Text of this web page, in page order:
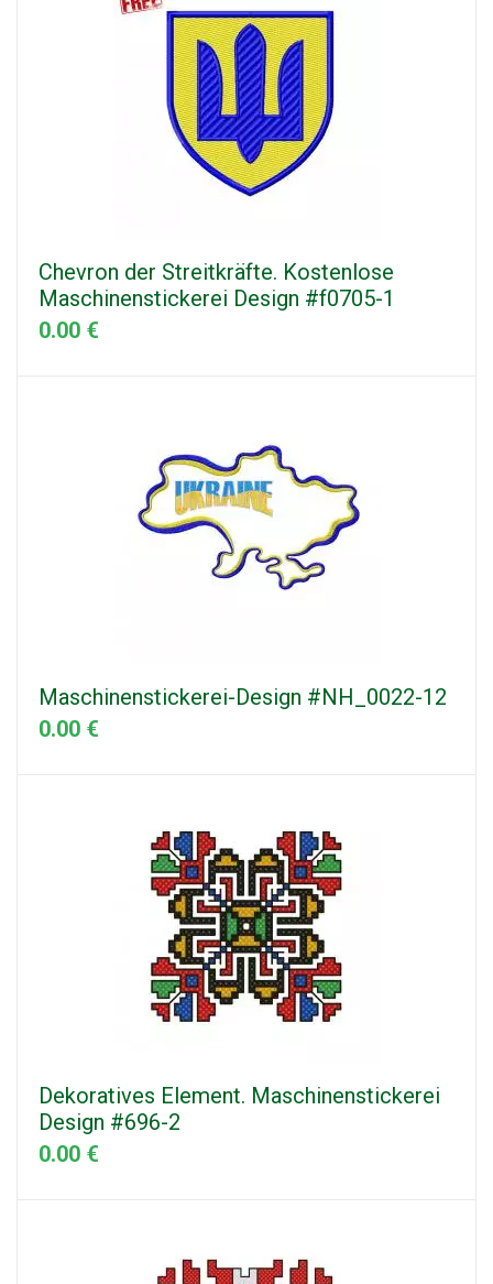
Chevron der Streitkräfte. Kostenlose
Maschinenstickerei Design #f0705-1
0.00 €
Maschinenstickerei-Design #NH_0022-12
0.00 €
Dekoratives Element. Maschinenstickerei
Design #696-2
0.00 €